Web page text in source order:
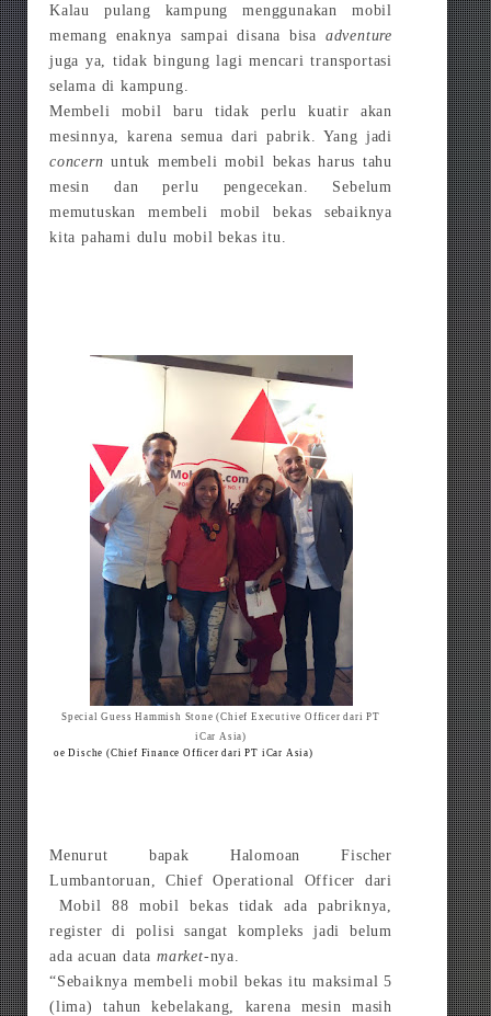
Kalau pulang kampung menggunakan mobil
memang enaknya sampai disana bisa adventure
juga ya, tidak bingung lagi mencari transportasi
selama di kampung.
Membeli mobil baru tidak perlu kuatir akan
mesinnya, karena semua dari pabrik. Yang jadi
concern untuk membeli mobil bekas harus tahu
mesin dan perlu pengecekan. Sebelum
memutuskan membeli mobil bekas sebaiknya
kita pahami dulu mobil bekas itu.
Special Guess Hammish Stone (Chief Executive Officer dari PT
iCar Asia)
oe Dische (Chief Finance Officer dari PT iCar Asia)
Menurut bapak Halomoan Fischer
Lumbantoruan, Chief Operational Officer dari
Mobil 88 mobil bekas tidak ada pabriknya,
register di polisi sangat kompleks jadi belum
ada acuan datamarket-nya.
“Sebaiknya membeli mobil bekas itu maksimal 5
(lima) tahun kebelakang, karena mesin masih